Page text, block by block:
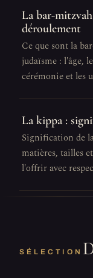
La bar-
déroulement
Ce que sont la
judaïsme : l'âge,
cérémonie et les
La kippa :
Signification de
matières, tailles
l'offrir avec
SÉLECTION